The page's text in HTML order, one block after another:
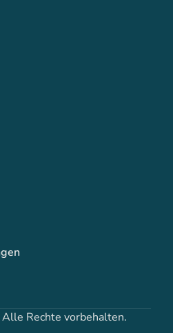
Rechte vorbehalten.